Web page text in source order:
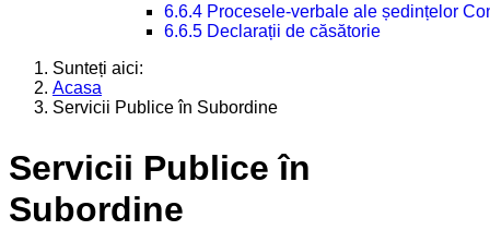
6.6.4 Procesele-verbale ale ședințelor
6.6.5 Declarații de căsătorie
Sunteți aici:
Acasa
Servicii Publice în Subordine
Servicii Publice în
Subordine